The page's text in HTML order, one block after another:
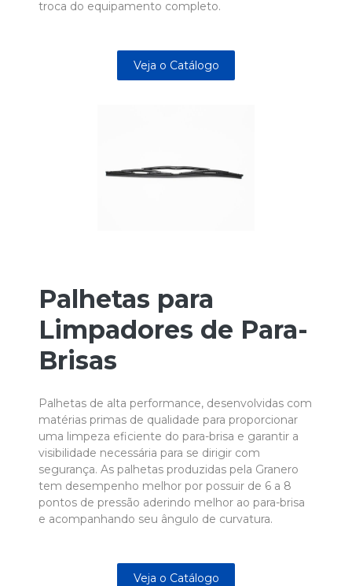
troca do equipamento completo.
Veja o Catálogo
Palhetas para
Limpadores de Para-
Brisas
Palhetas de alta performance, desenvolvidas com
matérias primas de qualidade para proporcionar
uma limpeza eficiente do para-brisa e garantir a
visibilidade necessária para se dirigir com
segurança. As palhetas produzidas pela Granero
tem desempenho melhor por possuir de 6 a 8
pontos de pressão aderindo melhor ao para-brisa
e acompanhando seu ângulo de curvatura.
Veja o Catálogo